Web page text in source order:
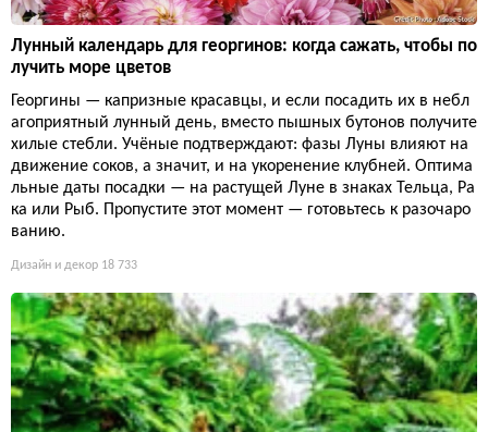
Лунный календарь для георгинов: когда сажать, чтобы по
лучить море цветов
Георгины — капризные красавцы, и если посадить их в небл
агоприятный лунный день, вместо пышных бутонов получите
хилые стебли. Учёные подтверждают: фазы Луны влияют на
движение соков, а значит, и на укоренение клубней. Оптима
льные даты посадки — на растущей Луне в знаках Тельца, Ра
ка или Рыб. Пропустите этот момент — готовьтесь к разочаро
ванию.
Дизайн и декор 18 733